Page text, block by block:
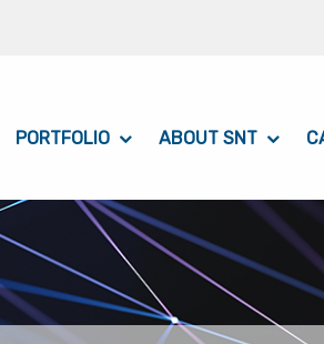
PORTFOLIO ABOUT SNT